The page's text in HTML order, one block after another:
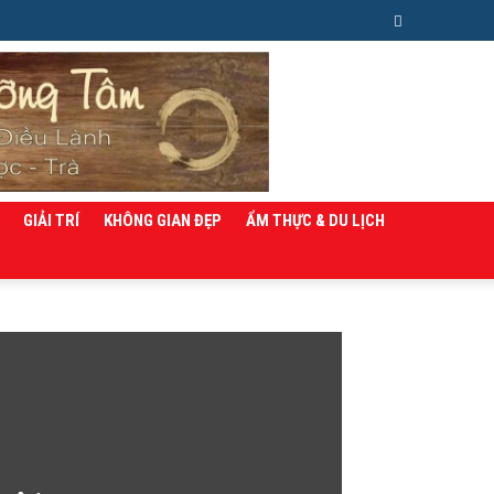
GIẢI TRÍ KHÔNG GIAN ĐẸP ẨM THỰC & DU LỊCH